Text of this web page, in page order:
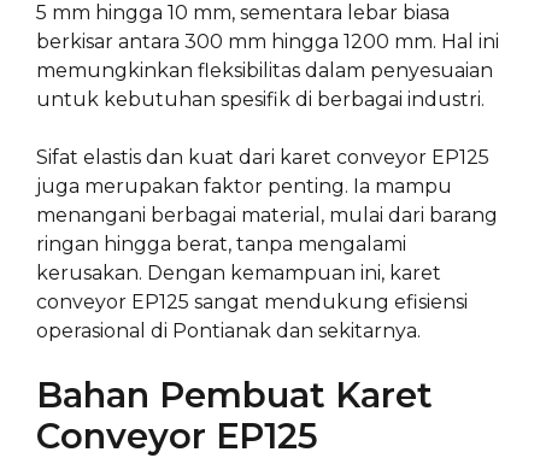
5 mm hingga 10 mm, sementara lebar biasa
berkisar antara 300 mm hingga 1200 mm. Hal ini
memungkinkan fleksibilitas dalam penyesuaian
untuk kebutuhan spesifik di berbagai industri.
Sifat elastis dan kuat dari karet conveyor EP125
juga merupakan faktor penting. Ia mampu
menangani berbagai material, mulai dari barang
ringan hingga berat, tanpa mengalami
kerusakan. Dengan kemampuan ini, karet
conveyor EP125 sangat mendukung efisiensi
operasional di Pontianak dan sekitarnya.
Bahan Pembuat Karet
Conveyor EP125